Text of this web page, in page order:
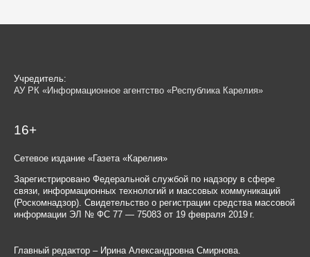
Учредитель:
АУ РК «Информационное агентство «Республика Карелия»
16+
Сетевое издание «Газета «Карелия»
Зарегистрировано Федеральной службой по надзору в сфере
связи, информационных технологий и массовых коммуникаций
(Роскомнадзор). Свидетельство о регистрации средства массовой
информации ЭЛ № ФС 77 — 75083 от 19 февраля 2019 г.
Главный редактор – Ирина Александровна Смирнова.